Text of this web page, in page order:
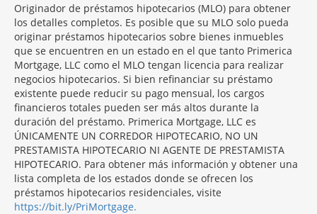
Originador de préstamos hipotecarios (MLO) para obtener
los detalles completos. Es posible que su MLO solo pueda
originar préstamos hipotecarios sobre bienes inmuebles
que se encuentren en un estado en el que tanto Primerica
Mortgage, LLC como el MLO tengan licencia para realizar
negocios hipotecarios. Si bien refinanciar su préstamo
existente puede reducir su pago mensual, los cargos
financieros totales pueden ser más altos durante la
duración del préstamo. Primerica Mortgage, LLC es
ÚNICAMENTE UN CORREDOR HIPOTECARIO, NO UN
PRESTAMISTA HIPOTECARIO NI AGENTE DE PRESTAMISTA
HIPOTECARIO. Para obtener más información y obtener una
lista completa de los estados donde se ofrecen los
préstamos hipotecarios residenciales, visite
https://bit.ly/PriMortgage.